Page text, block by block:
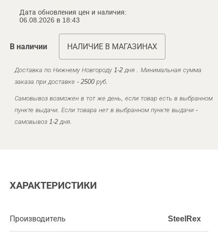
Дата обновления цен и наличия:
06.08.2026 в 18:43
В наличии НАЛИЧИЕ В МАГАЗИНАХ
Доставка по Нижнему Новгороду 1-2 дня . Минимальная сумма
заказа при доставке - 2500 руб.
Самовывоз возможен в тот же день, если товар есть в выбранном
пункте выдачи. Если товара нет в выбранном пункте выдачи -
самовывоз 1-2 дня.
ХАРАКТЕРИСТИКИ
Производитель SteelRex